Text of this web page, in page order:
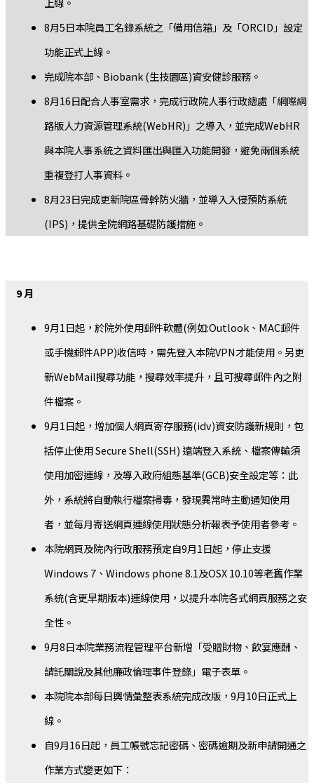
8月5日本院員工名錄系統之「備用信箱」及「ORCID」設定
功能正式上線。
完成院本部、Biobank (生技園區)資安健診服務。
8月16日配合人事室需求，完成行政院人事行政總處「網際網
路版人力資源管理系統(WebHR)」之導入，並完成WebHR
與本院人事系統之資料匯出與匯入功能開發，避免兩個系統
重複登打人事資料。
8月23日完成更新院區骨幹防火牆，並導入入侵預防系統
(IPS)，提供全院網路基礎防護措施。
9 月
9月1日起，於院外使用郵件軟體(例如:Outlook、MAC郵件
或手機郵件APP)收信時，需先登入本院VPN才能使用。另更
新WebMail搜尋功能，搜尋效率提升，且可搜尋郵件內之附
件檔案。
9月1日起，增加個人網頁寄存服務(idv)資安防護新規則，包
括停止使用 Secure Shell(SSH) 遠端登入系統、檔案傳輸須
使用加密連線，及導入政府組態基準(GCB)安全設定等：此
外，系統將自動執行檔案掃毒，發現異常時主動通知使用
者，並每月寄送網頁連線使用狀態分析報表予使用者參考。
本院網頁及院內行政服務預定自9月1日起，停止支援
Windows 7、Windows phone 8.1及OSX 10.10等老舊作業
系統(含更早期版本)連線使用，以提升本院各式網頁服務之安
全性。
9月8日本院業務流程管理平台新增「受贈財物、飲宴應酬、
請託關說及其他廉政倫理事件登錄」電子表單。
本院院本部每日輿情彙整表系統完成改版，9月10日正式上
線。
自9月16日起，員工帳號忘記密碼、密碼逾期及新申請開通之
作業方式變更如下：